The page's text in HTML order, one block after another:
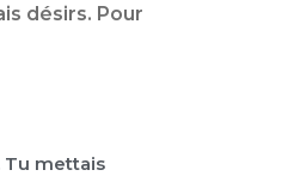
désirs. Pour
Tu mettais